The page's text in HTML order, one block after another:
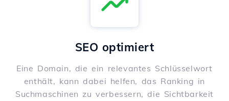
SEO optimiert
Eine Domain, die ein relevantes Schlüsselwort
enthält, kann dabei helfen, das Ranking in
Suchmaschinen zu verbessern, die Sichtbarkeit